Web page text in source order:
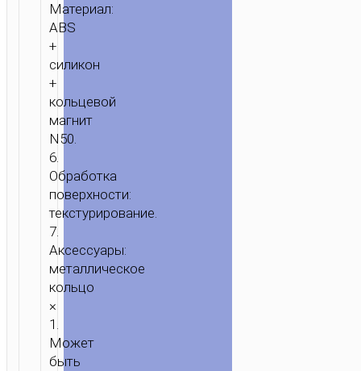
ГЛАВНАЯ /
АКСЕССУАРЫ
АВТОМОБИЛЯ /
ДЕРЖАТЕЛИ
ДЕРЖАТЕЛЬ
CLIMBER”
ВОЗДУХОВОДА
Материал:
ABS
+
силикон
+
кольцевой
магнит
N50.
6.
Обработка
поверхности:
текстурирование.
7.
Аксессуары:
металлическое
кольцо
×
1.
Может
быть